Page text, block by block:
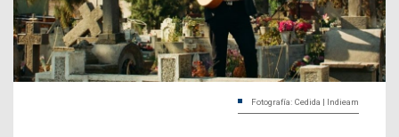
Fotografía: Cedida | Indieam